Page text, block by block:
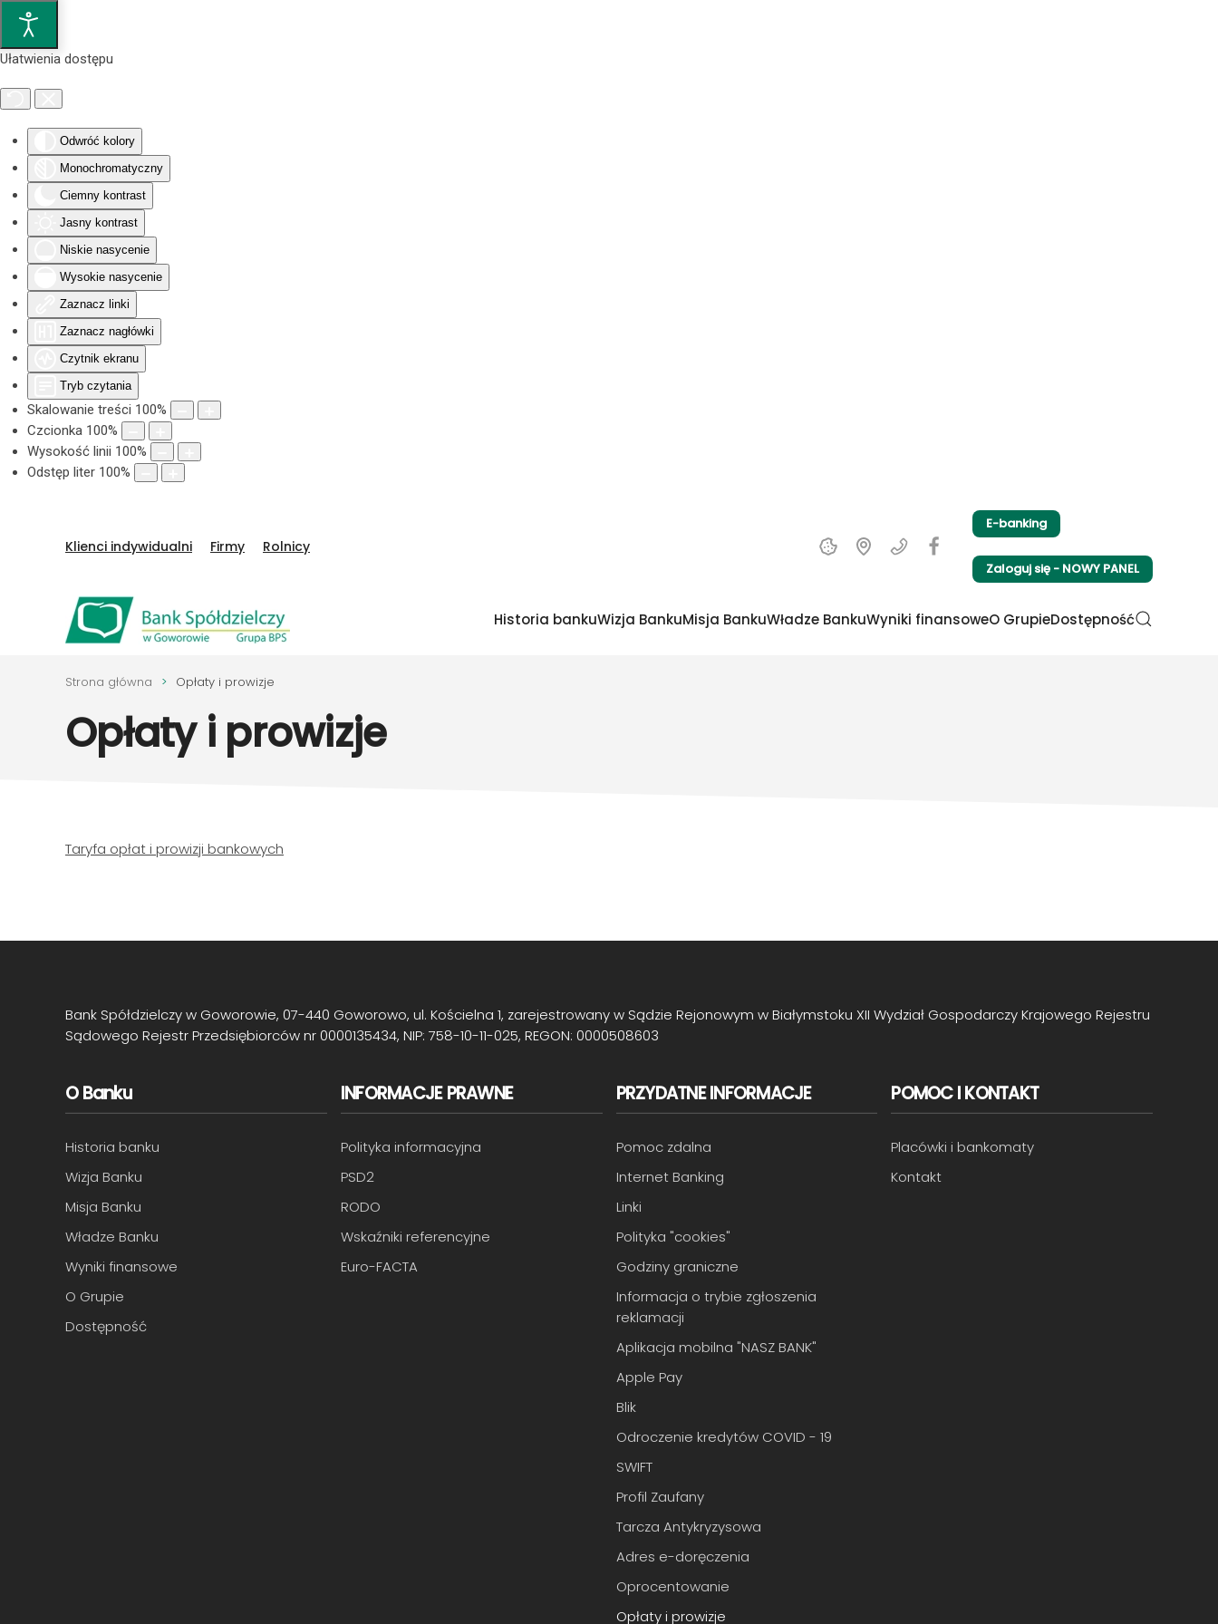
Ułatwienia dostępu
Odwróć kolory
Monochromatyczny
Ciemny kontrast
Jasny kontrast
Niskie nasycenie
Wysokie nasycenie
Zaznacz linki
Zaznacz nagłówki
Czytnik ekranu
Tryb czytania
Skalowanie treści 100%
Czcionka 100%
Wysokość linii 100%
Odstęp liter 100%
Przejdź do głównej treści
Klienci indywidualni Firmy Rolnicy
E-banking
Zaloguj się - NOWY PANEL
Historia bankuWizja BankuMisja BankuWładze BankuWyniki finansoweO GrupieDostępność
Strona główna Opłaty i prowizje
Opłaty i prowizje
Taryfa opłat i prowizji bankowych
Bank Spółdzielczy w Goworowie, 07-440 Goworowo, ul. Kościelna 1, zarejestrowany w Sądzie Rejonowym w Białymstoku XII Wydział Gospodarczy Krajowego Rejestru
Sądowego Rejestr Przedsiębiorców nr 0000135434, NIP: 758-10-11-025, REGON: 0000508603
O Banku
Historia banku
Wizja Banku
Misja Banku
Władze Banku
Wyniki finansowe
O Grupie
Dostępność
INFORMACJE PRAWNE
Polityka informacyjna
PSD2
RODO
Wskaźniki referencyjne
Euro-FACTA
PRZYDATNE INFORMACJE
Pomoc zdalna
Internet Banking
Linki
Polityka "cookies"
Godziny graniczne
Informacja o trybie zgłoszenia
reklamacji
Aplikacja mobilna "NASZ BANK"
Apple Pay
Blik
Odroczenie kredytów COVID - 19
SWIFT
Profil Zaufany
Tarcza Antykryzysowa
Adres e-doręczenia
Oprocentowanie
Opłaty i prowizje
POMOC I KONTAKT
Placówki i bankomaty
Kontakt